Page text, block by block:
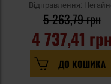
Відправлення:
4 737,41 грн
5 263,79 грн
ДО КОШИКА